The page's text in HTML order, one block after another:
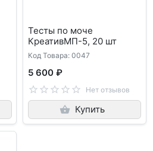
Тесты по моче
КреативМП-5, 20 шт
Код Товара: 0047
5 600 ₽
Нет отзывов
Купить